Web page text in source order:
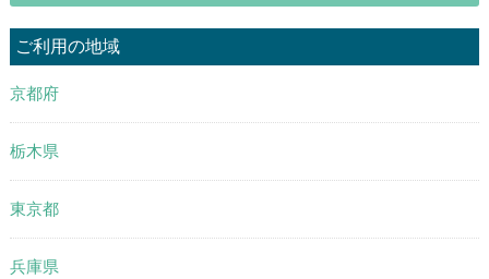
ご利用の地域
京都府
栃木県
東京都
兵庫県